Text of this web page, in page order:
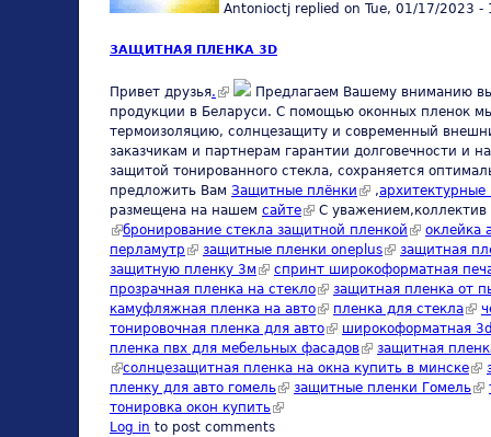
Antonioctj replied on Tue, 01/17/2023 -
ЗАЩИТНАЯ ПЛЕНКА 3D
Привет друзья. (link is external)
Предлагаем Вашему вниманию
продукции в Беларуси. С помощью оконных пленок
термоизоляцию, солнцезащиту и современный
заказчикам и партнерам гарантии долговечности и
защитой тонированного стекла, сохраняется
предложить Вам Защитные плёнки (link is external)
,архитектурные
размещена на нашем сайте(link is external)
С
(link is external)
бронирование стекла защитной пленкой (link is
оклейка
перламутр (link is external)
защитные пленки oneplus(link is external)
защитная
защитную пленку 3м (link is external)
спринт широкоформатная
прозрачная пленка на стекло(link is external)
защитная пленка от
камуфляжная пленка на авто(link is external)
пленка для стекла
тонировочная пленка для авто(link is external)
широкоформатная
пленка пвх для мебельных фасадов(link is external)
защитная
(link is external)
солнцезащитная пленка на окна купить в минске
пленку для авто гомель(link is external)
защитные пленки Гомель
тонировка окон купить(link is external)
Log in to post comments